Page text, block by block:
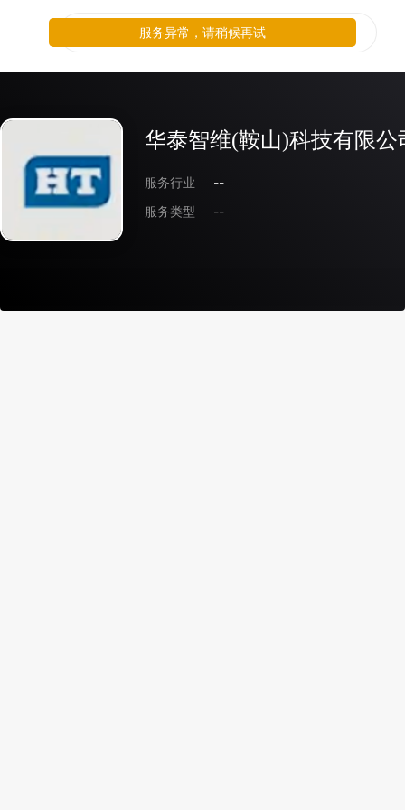
华泰智维(鞍山)科技有限公
服务行业
--
服务类型
--
服务异常，请稍候再试